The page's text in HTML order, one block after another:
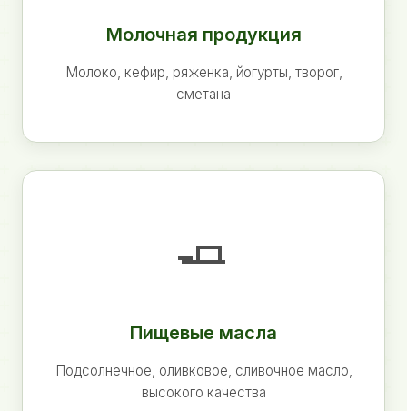
Молочная продукция
Молоко, кефир, ряженка, йогурты, творог,
сметана
🧈
Пищевые масла
Подсолнечное, оливковое, сливочное масло,
высокого качества